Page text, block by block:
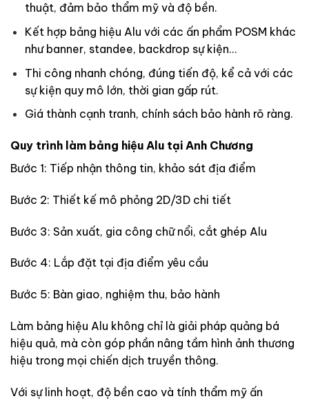
thuật, đảm bảo thẩm mỹ và độ bền.
Kết hợp bảng hiệu Alu với các ấn phẩm POSM khác
như banner, standee, backdrop sự kiện…
Thi công nhanh chóng, đúng tiến độ, kể cả với các
sự kiện quy mô lớn, thời gian gấp rút.
Giá thành cạnh tranh, chính sách bảo hành rõ ràng.
Quy trình làm bảng hiệu Alu tại Anh Chương
Bước 1: Tiếp nhận thông tin, khảo sát địa điểm
Bước 2: Thiết kế mô phỏng 2D/3D chi tiết
Bước 3: Sản xuất, gia công chữ nổi, cắt ghép Alu
Bước 4: Lắp đặt tại địa điểm yêu cầu
Bước 5: Bàn giao, nghiệm thu, bảo hành
Làm bảng hiệu Alu không chỉ là giải pháp quảng bá
hiệu quả, mà còn góp phần nâng tầm hình ảnh thương
hiệu trong mọi chiến dịch truyền thông.
Với sự linh hoạt, độ bền cao và tính thẩm mỹ ấn